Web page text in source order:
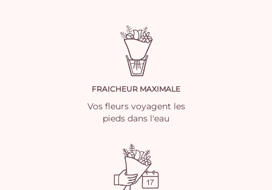
FRAICHEUR MAXIMALE
Vos fleurs voyagent les
pieds dans l'eau